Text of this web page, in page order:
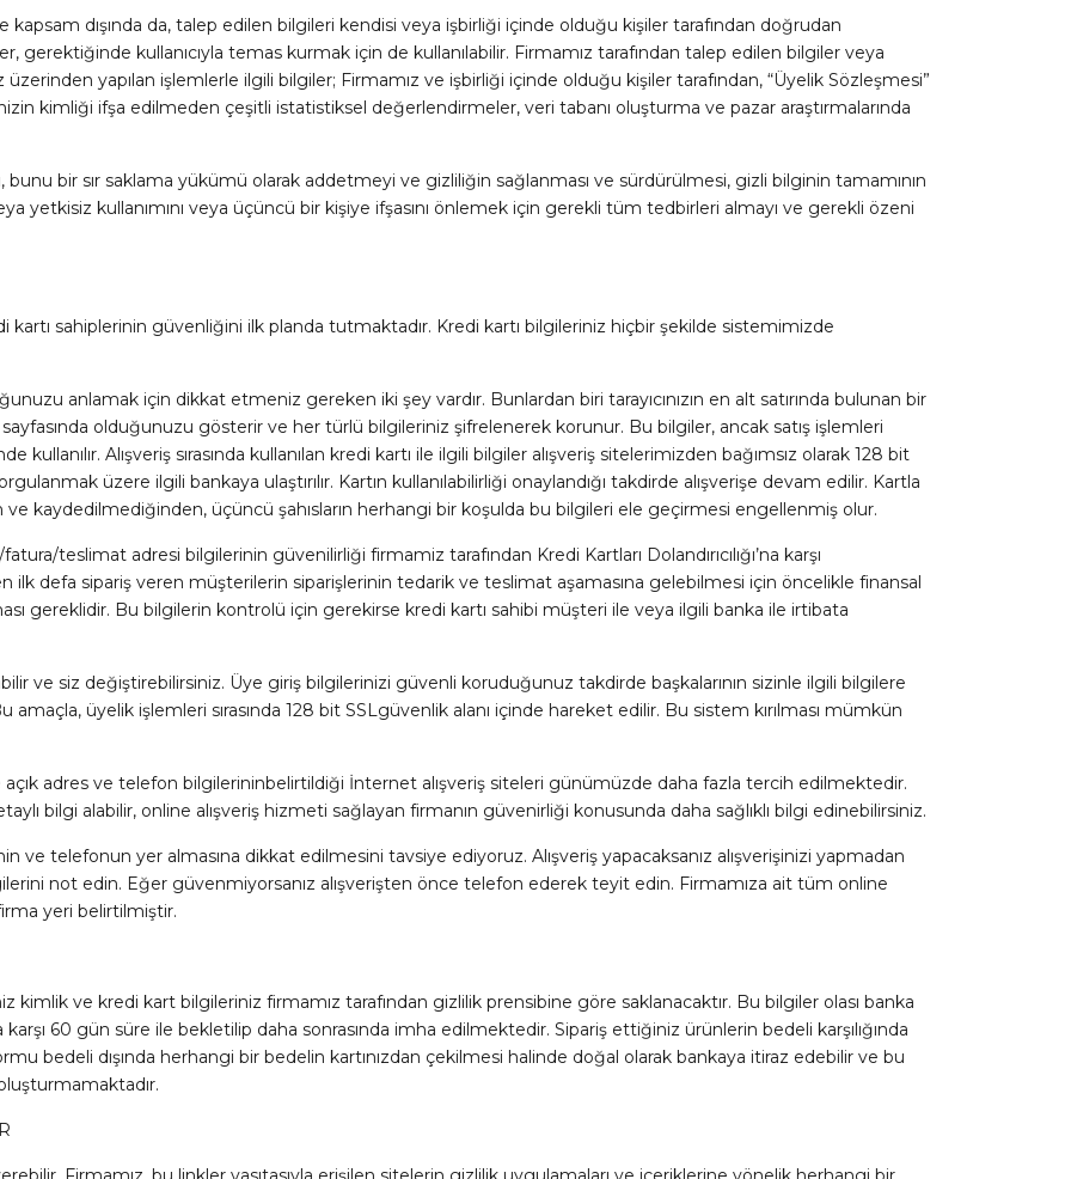
dışında da, talep edilen bilgileri kendisi veya işbirliği içinde olduğu kişiler tarafından doğrudan
gerektiğinde kullanıcıyla temas kurmak için de kullanılabilir. Firmamız tarafından talep edilen bilgiler veya
üzerinden yapılan işlemlerle ilgili bilgiler; Firmamız ve işbirliği içinde olduğu kişiler tarafından, “Üyelik Sözleşmesi”
kimliği ifşa edilmeden çeşitli istatistiksel değerlendirmeler, veri tabanı oluşturma ve pazar araştırmalarında
bir sır saklama yükümü olarak addetmeyi ve gizliliğin sağlanması ve sürdürülmesi, gizli bilginin tamamının
yetkisiz kullanımını veya üçüncü bir kişiye ifşasını önlemek için gerekli tüm tedbirleri almayı ve gerekli özeni
kartı sahiplerinin güvenliğini ilk planda tutmaktadır. Kredi kartı bilgileriniz hiçbir şekilde sistemimizde
anlamak için dikkat etmeniz gereken iki şey vardır. Bunlardan biri tarayıcınızın en alt satırında bulunan bir
olduğunuzu gösterir ve her türlü bilgileriniz şifrelenerek korunur. Bu bilgiler, ancak satış işlemleri
Alışveriş sırasında kullanılan kredi kartı ile ilgili bilgiler alışveriş sitelerimizden bağımsız olarak 128 bit
üzere ilgili bankaya ulaştırılır. Kartın kullanılabilirliği onaylandığı takdirde alışverişe devam edilir. Kartla
kaydedilmediğinden, üçüncü şahısların herhangi bir koşulda bu bilgileri ele geçirmesi engellenmiş olur.
teslimat adresi bilgilerinin güvenilirliği firmamiz tarafından Kredi Kartları Dolandırıcılığı’na karşı
ilk defa sipariş veren müşterilerin siparişlerinin tedarik ve teslimat aşamasına gelebilmesi için öncelikle finansal
gereklidir. Bu bilgilerin kontrolü için gerekirse kredi kartı sahibi müşteri ile veya ilgili banka ile irtibata
ve siz değiştirebilirsiniz. Üye giriş bilgilerinizi güvenli koruduğunuz takdirde başkalarının sizinle ilgili bilgilere
üyelik işlemleri sırasında 128 bit SSLgüvenlik alanı içinde hareket edilir. Bu sistem kırılması mümkün
adres ve telefon bilgilerininbelirtildiği İnternet alışveriş siteleri günümüzde daha fazla tercih edilmektedir.
bilgi alabilir, online alışveriş hizmeti sağlayan firmanın güvenirliği konusunda daha sağlıklı bilgi edinebilirsiniz.
ve telefonun yer almasına dikkat edilmesini tavsiye ediyoruz. Alışveriş yapacaksanız alışverişinizi yapmadan
not edin. Eğer güvenmiyorsanız alışverişten önce telefon ederek teyit edin. Firmamıza ait tüm online
yeri belirtilmiştir.
ve kredi kart bilgileriniz firmamız tarafından gizlilik prensibine göre saklanacaktır. Bu bilgiler olası banka
60 gün süre ile bekletilip daha sonrasında imha edilmektedir. Sipariş ettiğiniz ürünlerin bedeli karşılığında
bedeli dışında herhangi bir bedelin kartınızdan çekilmesi halinde doğal olarak bankaya itiraz edebilir ve bu